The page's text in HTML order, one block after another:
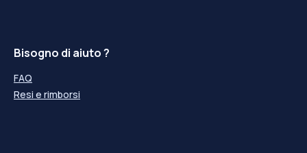
Bisogno di aiuto ?
FAQ
Resi e rimborsi